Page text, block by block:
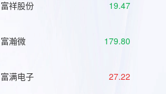
富祥股份 19.47
富瀚微 179.80
富满电子 27.22